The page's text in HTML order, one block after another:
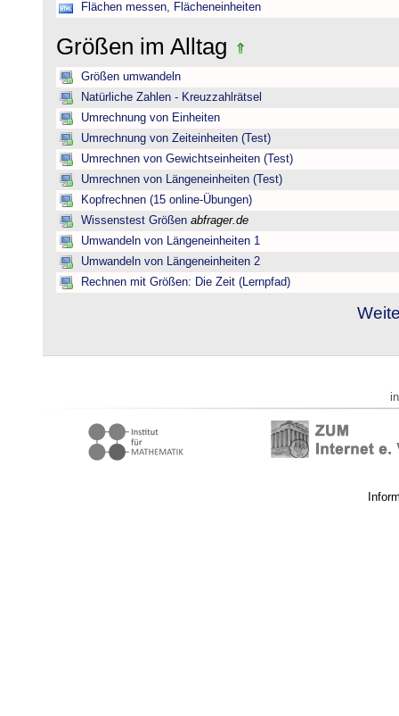
Flächen messen, Flächeneinheiten
Größen im Alltag
Größen umwandeln
Natürliche Zahlen - Kreuzzahlrätsel
Umrechnung von Einheiten
Umrechnung von Zeiteinheiten (Test)
Umrechnen von Gewichtseinheiten (Test)
Umrechnen von Längeneinheiten (Test)
Kopfrechnen (15 online-Übungen)
Wissenstest Größen abfrager.de
Umwandeln von Längeneinheiten 1
Umwandeln von Längeneinheiten 2
Rechnen mit Größen: Die Zeit (Lernpfad)